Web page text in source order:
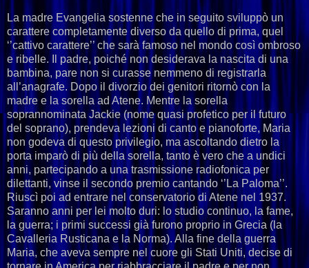
La madre Evangelia sostenne che in seguito sviluppò un
carattere completamente diverso da quello di prima, quel
‘’cattivo carattere’’ che sarà famoso nel mondo così ombroso
e ribelle. Il padre, poiché non desiderava la nascita di una
bambina, pare non si curasse nemmeno di registrarla
all’anagrafe. Dopo il divorzio dei genitori ritornò con la
madre e la sorella ad Atene. Mentre la sorella
soprannominata Jackie (nome quasi profetico per il futuro
del soprano), prendeva lezioni di canto e pianoforte, Maria
non godeva di questo privilegio, ma ascoltando dietro la
porta imparò di più della sorella, tanto è vero che a undici
anni, partecipando a una trasmissione radiofonica per
dilettanti, vinse il secondo premio cantando ‘’La Paloma’’.
Riuscì poi ad entrare nel conservatorio di Atene nel 1937.
Saranno anni per lei molto duri: lo studio continuo, la fame,
la guerra; i primi successi già furono proprio in Grecia (la
Cavalleria Rusticana e la Norma). Alla fine della guerra
Maria, che aveva sempre nel cuore gli Stati Uniti, decise di